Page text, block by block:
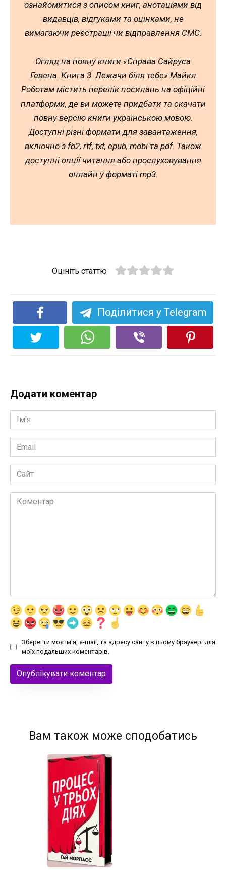
ознайомитися з описом книг, анотаціями від
видавців, відгуками та оцінками, не
вимагаючи реєстрації чи відправлення СМС.
Огляд на повну книги «Справа Сайруса
Гевена. Книга 3. Лежачи біля тебе» Майкл
Роботам містить перелік посилань на офіційні
платформи, де ви можете придбати та скачати
повну версію книги українською мовою.
Доступні різні формати для завантаження,
включно з fb2, rtf, txt, epub, mobi та pdf. Також
доступні опції читання або прослуховування
онлайн у форматі mp3.
Оцініть статтю
Поділитися у Telegram
Додати коментар
Ім'я
*
Email
*
Сайт
Коментар
Зберегти моє ім'я, e-mail, та адресу сайту в цьому браузері для
моїх подальших коментарів.
Вам також може сподобатись